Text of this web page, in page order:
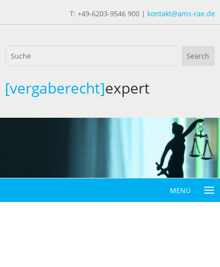
T: +49-6203-9546 900 | kontakt@ams-rae.de
[vergaberecht]expert